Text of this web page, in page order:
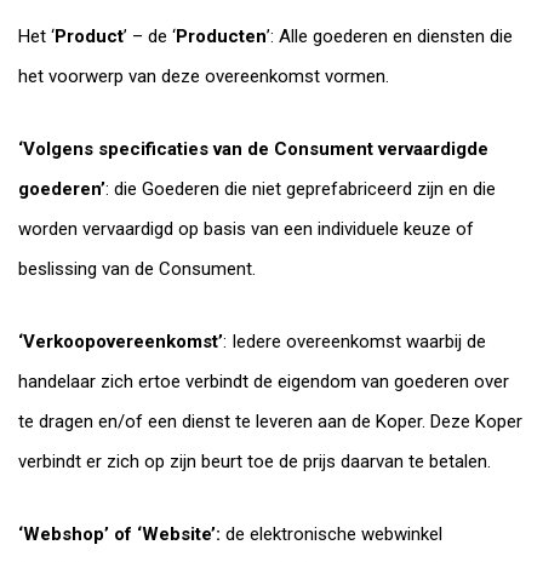
Het ‘Product’ – de ‘Producten’: Alle goederen en diensten die
het voorwerp van deze overeenkomst vormen.
‘Volgens specificaties van de Consument vervaardigde
goederen’: die Goederen die niet geprefabriceerd zijn en die
worden vervaardigd op basis van een individuele keuze of
beslissing van de Consument.
‘Verkoopovereenkomst’: Iedere overeenkomst waarbij de
handelaar zich ertoe verbindt de eigendom van goederen over
te dragen en/of een dienst te leveren aan de Koper. Deze Koper
verbindt er zich op zijn beurt toe de prijs daarvan te betalen.
‘Webshop’ of ‘Website’: de elektronische webwinkel